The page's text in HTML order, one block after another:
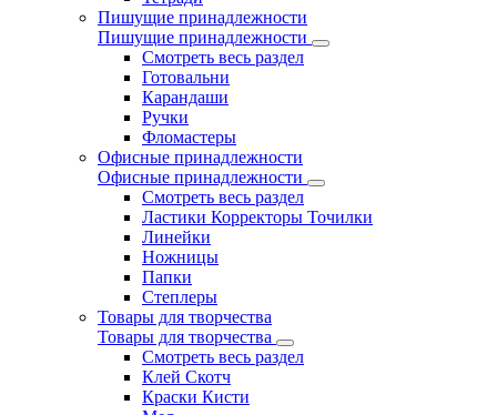
Пишущие принадлежности
Пишущие принадлежности
Смотреть весь раздел
Готовальни
Карандаши
Ручки
Фломастеры
Офисные принадлежности
Офисные принадлежности
Смотреть весь раздел
Ластики Корректоры Точилки
Линейки
Ножницы
Папки
Степлеры
Товары для творчества
Товары для творчества
Смотреть весь раздел
Клей Скотч
Краски Кисти